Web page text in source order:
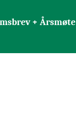
+ Årsmøte